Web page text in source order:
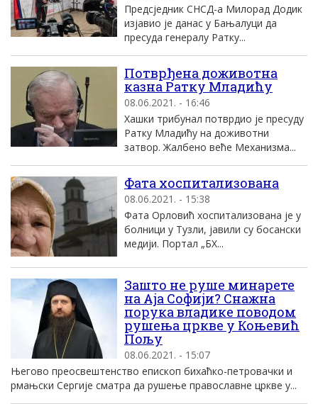
Предсједник СНСД-а Милорад Додик
изјавио је данас у Бањалуци да
пресуда генералу Ратку...
Потврђена доживотна
казна Ратку Младићу
08.06.2021. - 16:46
Хашки трибунал потврдио је пресуду
Ратку Младићу на доживотни
затвор. Жалбено веће Механизма...
Фата хоспитализована
08.06.2021. - 15:38
Фата Орловић хоспитализована је у
болници у Тузли, јавили су босански
медији. Портал „БХ...
Зашто не руше минарете
на Аја Софији? Снажна
порука владике поводом
рушења цркве у Коњевић
Пољу
08.06.2021. - 15:07
Његово преосвештенство епископ бихаћко-петровачки и
рмањски Сергије сматра да рушење православне цркве у...